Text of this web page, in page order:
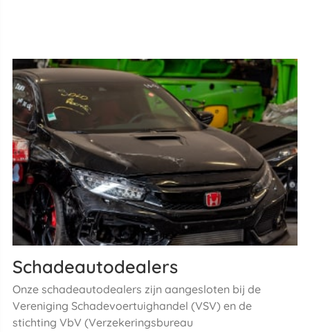
Schadeautodealers
Onze schadeautodealers zijn aangesloten bij de
Vereniging Schadevoertuighandel (VSV) en de
stichting VbV (Verzekeringsbureau